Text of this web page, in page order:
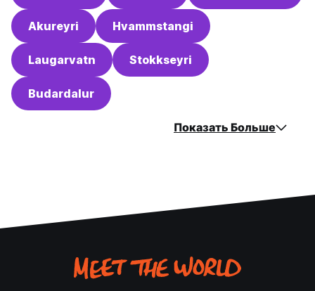
Akureyri Hvammstangi
Laugarvatn Stokkseyri
Budardalur
Показать Больше